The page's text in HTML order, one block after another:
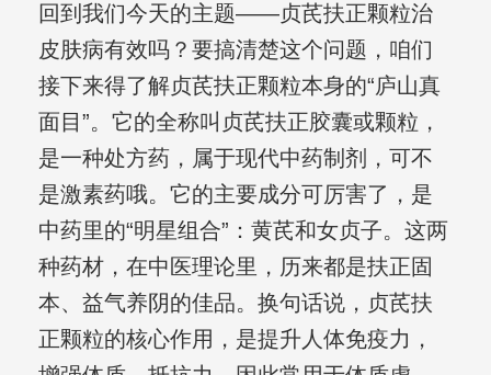
回到我们今天的主题——贞芪扶正颗粒治
皮肤病有效吗？要搞清楚这个问题，咱们
接下来得了解贞芪扶正颗粒本身的“庐山真
面目”。它的全称叫贞芪扶正胶囊或颗粒，
是一种处方药，属于现代中药制剂，可不
是激素药哦。它的主要成分可厉害了，是
中药里的“明星组合”：黄芪和女贞子。这两
种药材，在中医理论里，历来都是扶正固
本、益气养阴的佳品。换句话说，贞芪扶
正颗粒的核心作用，是提升人体免疫力，